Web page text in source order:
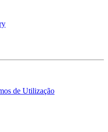
de Utilização